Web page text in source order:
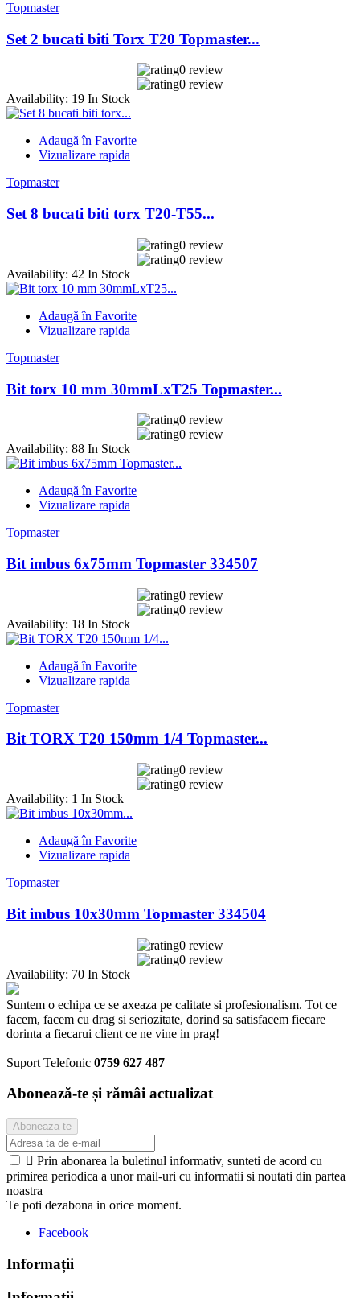
Topmaster
Set 2 bucati biti Torx T20 Topmaster...
0 review
0 review
Availability: 19 In Stock
Adaugă în Favorite
Vizualizare rapida
Topmaster
Set 8 bucati biti torx T20-T55...
0 review
0 review
Availability: 42 In Stock
Adaugă în Favorite
Vizualizare rapida
Topmaster
Bit torx 10 mm 30mmLxT25 Topmaster...
0 review
0 review
Availability: 88 In Stock
Adaugă în Favorite
Vizualizare rapida
Topmaster
Bit imbus 6x75mm Topmaster 334507
0 review
0 review
Availability: 18 In Stock
Adaugă în Favorite
Vizualizare rapida
Topmaster
Bit TORX T20 150mm 1/4 Topmaster...
0 review
0 review
Availability: 1 In Stock
Adaugă în Favorite
Vizualizare rapida
Topmaster
Bit imbus 10x30mm Topmaster 334504
0 review
0 review
Availability: 70 In Stock
Suntem o echipa ce se axeaza pe calitate si profesionalism. Tot ce
facem, facem cu drag si seriozitate, dorind sa satisfacem fiecare
dorinta a fiecarui client ce ne vine in prag!
Suport Telefonic 0759 627 487
Abonează-te și rămâi actualizat
 Prin abonarea la buletinul informativ, sunteti de acord cu
primirea periodica a unor mail-uri cu informatii si noutati din partea
noastra
Te poti dezabona in orice moment.
Facebook
Informații